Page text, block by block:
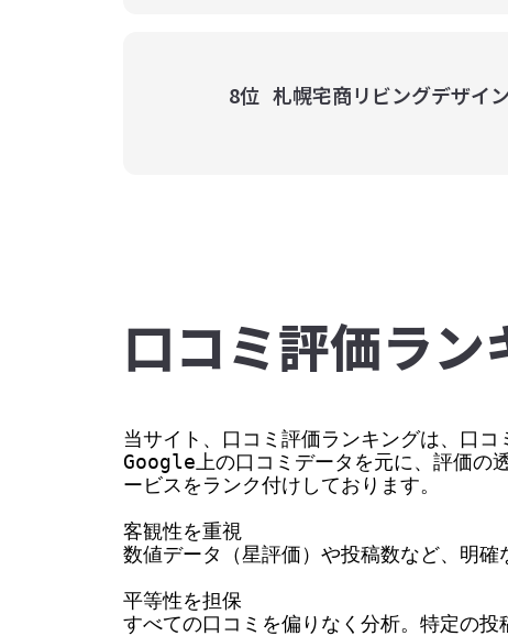
8位 札幌宅商リビングデザイ
⼝コミ評価ラン
当サイト、口コミ評価ランキングは、口
Google上の口コミデータを元に、評価の
ービスをランク付けしております。
客観性を重視
数値データ（星評価）や投稿数など、明確
平等性を担保
すべての口コミを偏りなく分析。特定の投